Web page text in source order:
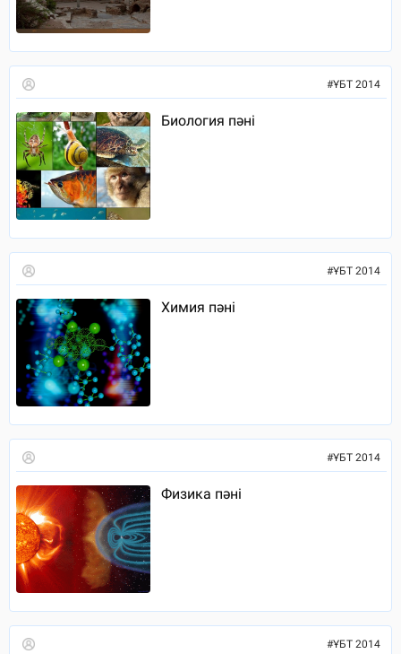
#ҰБТ 2014
Биология пәні
#ҰБТ 2014
Химия пәні
#ҰБТ 2014
Физика пәні
#ҰБТ 2014